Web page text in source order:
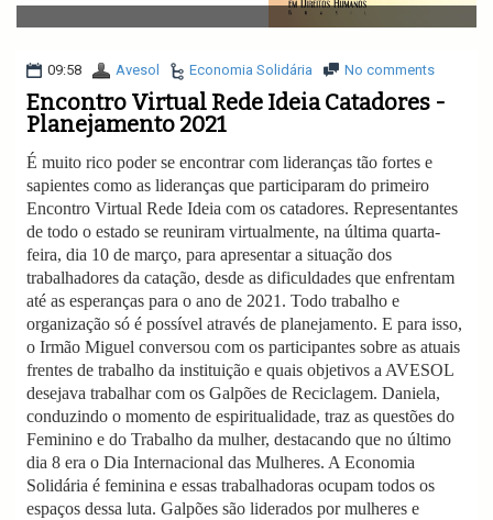
v
i
a
t
i
09:58 Avesol Economia Solidária No comments
Encontro Virtual Rede Ideia Catadores -
Planejamento 2021
É muito rico poder se encontrar com lideranças tão fortes e
sapientes como as lideranças que participaram do primeiro
Encontro Virtual Rede Ideia com os catadores. Representantes
de todo o estado se reuniram virtualmente, na última quarta-
feira, dia 10 de março, para apresentar a situação dos
trabalhadores da catação, desde as dificuldades que enfrentam
até as esperanças para o ano de 2021. Todo trabalho e
organização só é possível através de planejamento. E para isso,
o Irmão Miguel conversou com os participantes sobre as atuais
frentes de trabalho da instituição e quais objetivos a AVESOL
desejava trabalhar com os Galpões de Reciclagem. Daniela,
conduzindo o momento de espiritualidade, traz as questões do
Feminino e do Trabalho da mulher, destacando que no último
dia 8 era o Dia Internacional das Mulheres. A Economia
Solidária é feminina e essas trabalhadoras ocupam todos os
espaços dessa luta. Galpões são liderados por mulheres e